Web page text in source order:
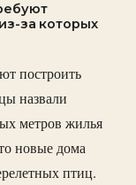
за которых
построить
назвали
метров жилья
новые дома
птиц.